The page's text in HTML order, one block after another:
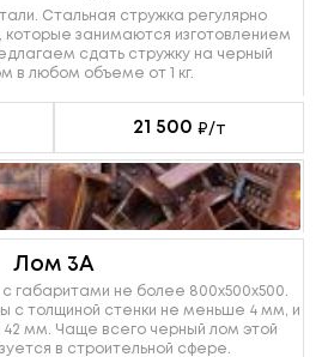
Стальная стружка регулярно
которые занимаются изготовлением
сдать стружку на черный
в любом объеме от 1 кг.
21 500 ₽/т
Лом 3А
габаритами не более 800х500х500.
с толщиной стенки не меньше 4 мм, и
мм. Чаще всего черный лом этой
в строительной сфере.